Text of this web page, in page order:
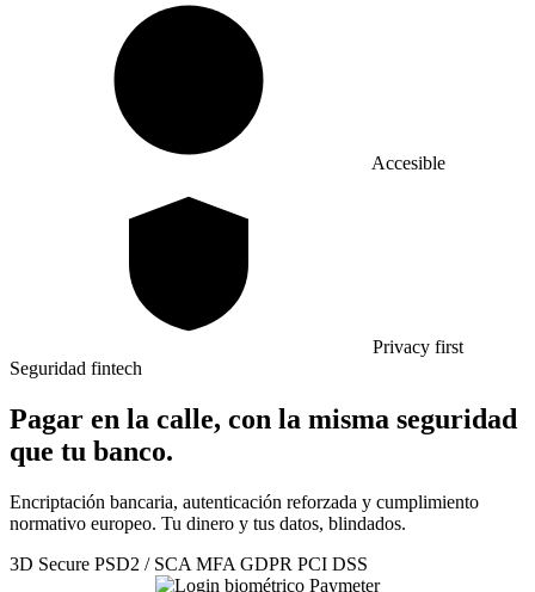
Accesible
Privacy first
Seguridad fintech
Pagar en la calle, con la misma seguridad
que tu banco.
Encriptación bancaria, autenticación reforzada y cumplimiento
normativo europeo. Tu dinero y tus datos, blindados.
3D Secure PSD2 / SCA MFA GDPR PCI DSS